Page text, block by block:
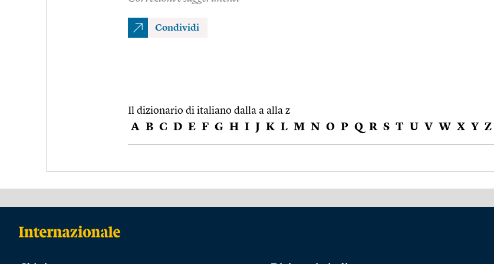
Condividi
Il dizionario di italiano dalla a alla z
A B C D E F G H I J K L M N O P Q R S T U V W X Y Z